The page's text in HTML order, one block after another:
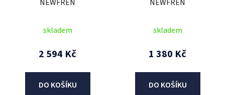
NEWFREN
skladem
2 594 Kč
DO KOŠÍKU
NEWFREN
skladem
1 380 Kč
DO KOŠÍKU